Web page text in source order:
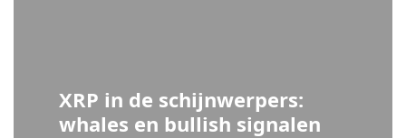
XRP in de schijnwerpers:
whales en bullish signalen